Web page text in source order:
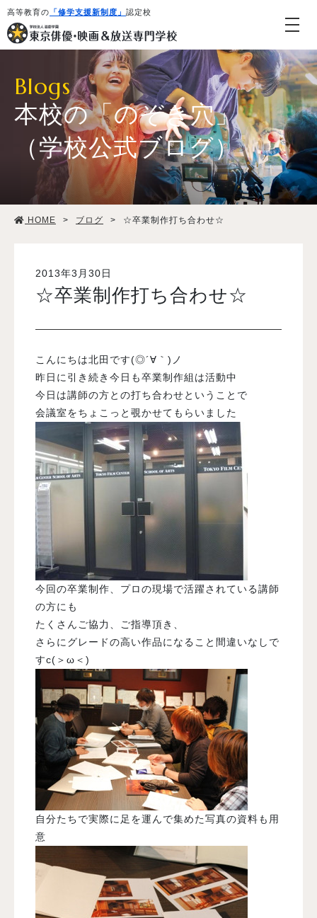
高等教育の 「修学支援新制度」 認定校
学校紹介・教育システム
学生生活
入試案内
学校情報
オープンキャンパス
訪問者別メニュー
Blogs
本校の「のぞき穴」
（学校公式ブログ）
HOME > ブログ > ☆卒業制作打ち合わせ☆
2013年3月30日
☆卒業制作打ち合わせ☆
こんにちは北田です(◎´∀｀)ノ
昨日に引き続き今日も卒業制作組は活動中
今日は講師の方との打ち合わせということで
会議室をちょこっと覗かせてもらいました
今回の卒業制作、プロの現場で活躍されている講師
の方にも
たくさんご協力、ご指導頂き、
さらにグレードの高い作品になること間違いなしで
すc(＞ω＜)ゞ
自分たちで実際に足を運んで集めた写真の資料も用
意